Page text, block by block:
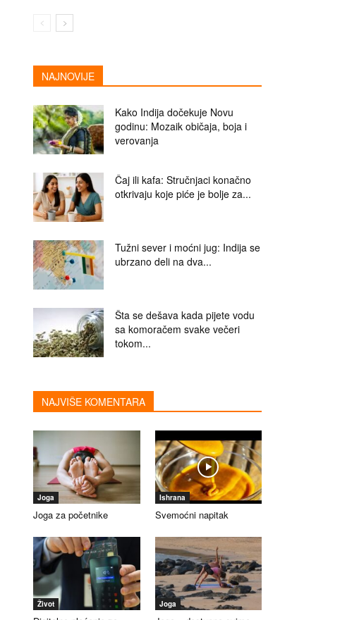
NAJNOVIJE
Kako Indija dočekuje Novu
godinu: Mozaik običaja, boja i
verovanja
Čaj ili kafa: Stručnjaci konačno
otkrivaju koje piće je bolje za...
Tužni sever i moćni jug: Indija se
ubrzano deli na dva...
Šta se dešava kada pijete vodu
sa komoračem svake večeri
tokom...
NAJVIŠE KOMENTARA
Joga
Joga za početnike
Ishrana
Svemoćni napitak
Život Joga